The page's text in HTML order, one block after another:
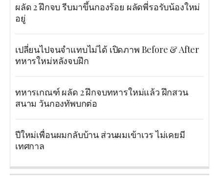
ผลัด 2 ฝึกจบ รีบมาขึ้นกองร้อย ผลัดพี่รอรับน้องใหม่
อยู่
เปลี่ยนไปจนจำแทบไม่ได้ เปิดภาพ Before & After
ทหารใหม่หลังจบฝึก
ทหารเกณฑ์ ผลัด 2 ฝึกจบทหารใหม่แล้ว ฝึกสวน
สนาม วันกองทัพบกต่อ
ปีใหม่เพื่อนผมกลับบ้าน ส่วนผมเข้าเวร ไม่เคยมี
เทศกาล